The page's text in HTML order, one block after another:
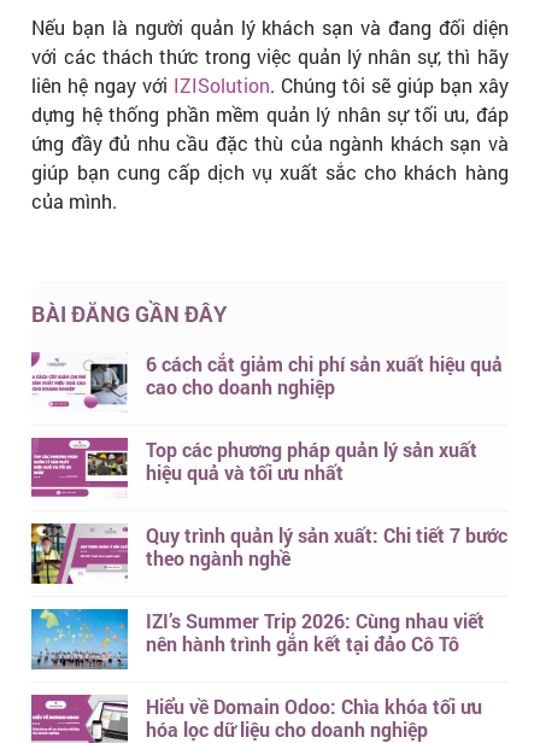
Nếu bạn là người quản lý khách sạn và đang đối diện
với các thách thức trong việc quản lý nhân sự, thì hãy
liên hệ ngay với IZISolution. Chúng tôi sẽ giúp bạn xây
dựng hệ thống phần mềm quản lý nhân sự tối ưu, đáp
ứng đầy đủ nhu cầu đặc thù của ngành khách sạn và
giúp bạn cung cấp dịch vụ xuất sắc cho khách hàng
của mình.
BÀI ĐĂNG GẦN ĐÂY
6 cách cắt giảm chi phí sản xuất hiệu quả
cao cho doanh nghiệp
Top các phương pháp quản lý sản xuất
hiệu quả và tối ưu nhất
Quy trình quản lý sản xuất: Chi tiết 7 bước
theo ngành nghề
IZI’s Summer Trip 2026: Cùng nhau viết
nên hành trình gắn kết tại đảo Cô Tô
Hiểu về Domain Odoo: Chìa khóa tối ưu
hóa lọc dữ liệu cho doanh nghiệp